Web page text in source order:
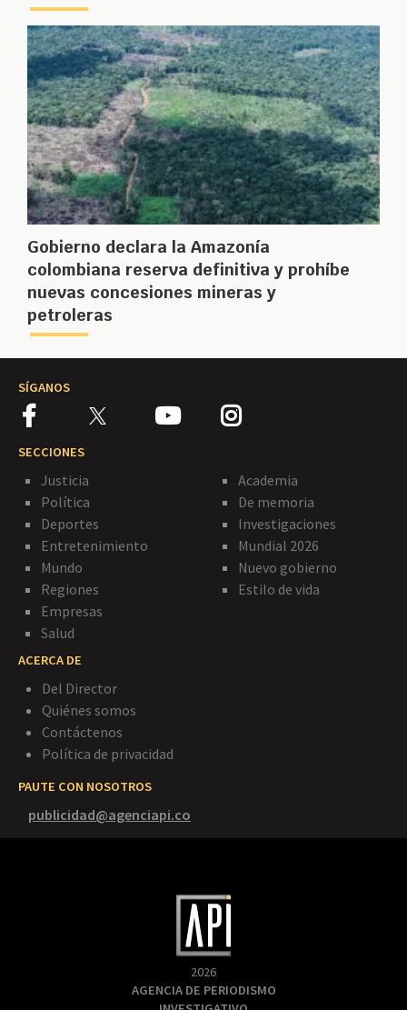
Gobierno declara la Amazonía
colombiana reserva definitiva y prohíbe
nuevas concesiones mineras y
petroleras
SÍGANOS
SECCIONES
Justicia
Política
Deportes
Entretenimiento
Mundo
Regiones
Empresas
Salud
Academia
De memoria
Investigaciones
Mundial 2026
Nuevo gobierno
Estilo de vida
ACERCA DE
Del Director
Quiénes somos
Contáctenos
Política de privacidad
PAUTE CON NOSOTROS
publicidad@agenciapi.co
2026
AGENCIA DE PERIODISMO